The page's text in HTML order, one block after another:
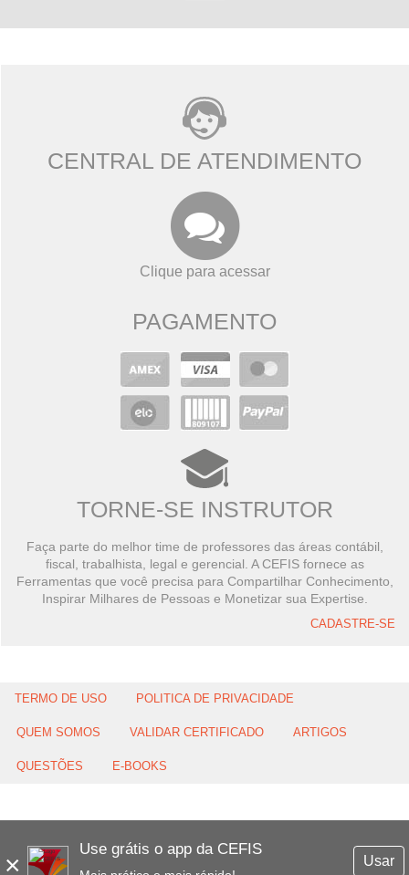
×
Use grátis o app da CEFIS
Usar
CENTRAL DE ATENDIMENTO
Clique para acessar
PAGAMENTO
TORNE-SE INSTRUTOR
Faça parte do melhor time de professores das áreas contábil,
fiscal, trabalhista, legal e gerencial. A CEFIS fornece as
Ferramentas que você precisa para Compartilhar Conhecimento,
Inspirar Milhares de Pessoas e Monetizar sua Expertise.
CADASTRE-SE
TERMO DE USO POLITICA DE PRIVACIDADE
QUEM SOMOS VALIDAR CERTIFICADO ARTIGOS
QUESTÕES E-BOOKS